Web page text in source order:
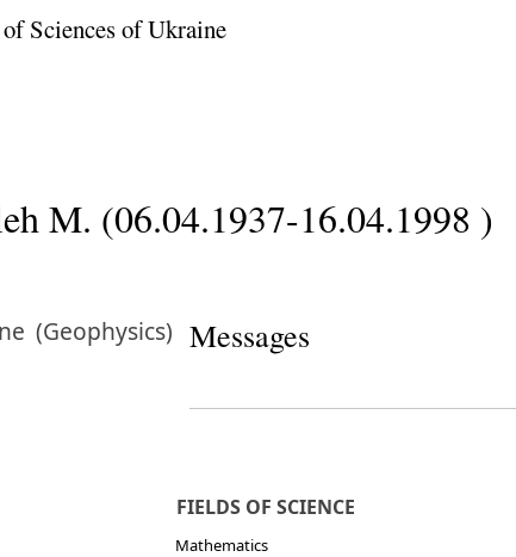
Sciences of Ukraine
M. (06.04.1937-16.04.1998 )
(Geophysics) Messages
FIELDS OF SCIENCE
Mathematics